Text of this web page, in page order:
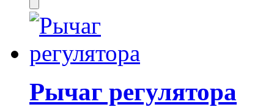
Рычаг регулятора